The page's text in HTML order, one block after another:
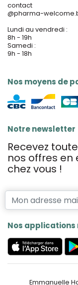
contact
@pharma-
Lundi au vendredi :
8h - 19h
Samedi :
9h - 18h
Nos moyens de
Notre newsletter
Recevez
nos offres en
chez vous !
Nos applications
Emmanuelle